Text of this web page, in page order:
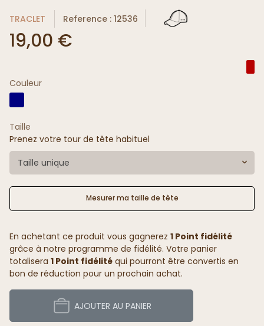
TRACLET Reference : 12536
19,00 €
Couleur
Taille
Prenez votre tour de tête habituel
Taille unique
Mesurer ma taille de tête
En achetant ce produit vous gagnerez 1 Point fidélité
grâce à notre programme de fidélité. Votre panier
totalisera 1 Point fidélité qui pourront être convertis en
bon de réduction pour un prochain achat.
AJOUTER AU PANIER